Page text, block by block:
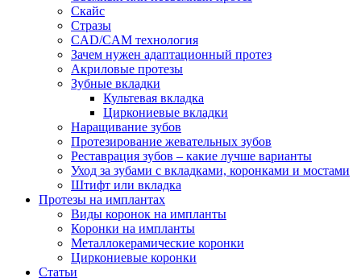
Скайс
Стразы
CAD/CAM технология
Зачем нужен адаптационный протез
Акриловые протезы
Зубные вкладки
Культевая вкладка
Циркониевые вкладки
Наращивание зубов
Протезирование жевательных зубов
Реставрация зубов – какие лучше варианты
Уход за зубами с вкладками, коронками и мостами
Штифт или вкладка
Протезы на имплантах
Виды коронок на импланты
Коронки на импланты
Металлокерамические коронки
Циркониевые коронки
Статьи